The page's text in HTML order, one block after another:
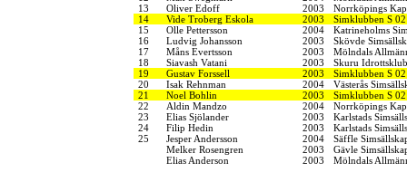
13
Oliver Edoff 2003
Norrköpings
14
Vide Troberg Eskola 2003
Simklubben S 02
15
Olle Pettersson 2004
Katrineholms
16
Ludvig Johansson 2003
Skövde
17
Måns Evertsson 2003
Mölndals
18
Siavash Vatani 2003
Skuru
19
Gustav Forssell 2003
Simklubben S 02
20
Isak Rehnman 2004
Västerås
21
Noel Bohlin 2003
Simklubben S 02
22
Aldin Mandzo 2004
Norrköpings
23
Elias Sjölander 2003
Karlstads
24
Filip Hedin 2003
Karlstads
25
Jesper Andersson 2004
Säffle
Melker Rosengren
2003
Gävle
Elias Anderson
2003 Mölndals